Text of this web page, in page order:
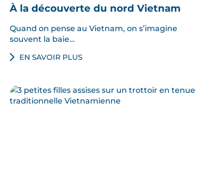
À la découverte du nord Vietnam
Quand on pense au Vietnam, on s’imagine
souvent la baie…
EN SAVOIR PLUS